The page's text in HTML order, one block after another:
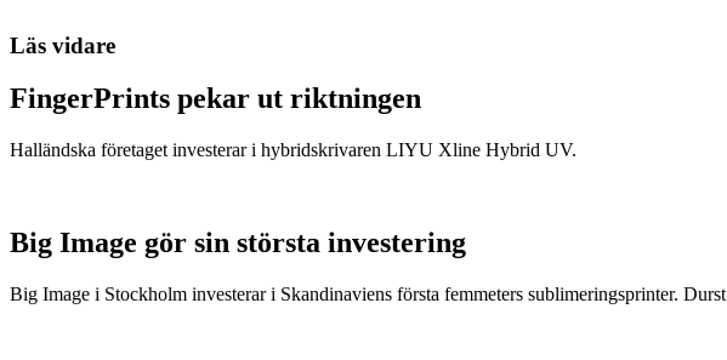
Läs vidare
FingerPrints pekar ut riktningen
Halländska företaget investerar i hybridskrivaren LIYU Xline Hybrid UV.
Big Image gör sin största investering
Big Image i Stockholm investerar i Skandinaviens första femmeters sublimeringsprinter.